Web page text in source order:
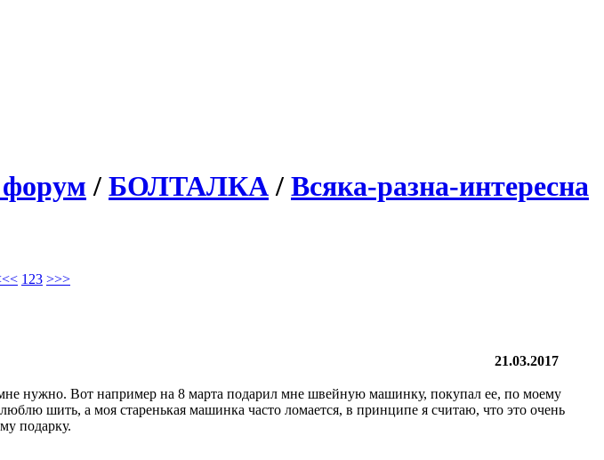
форум / БОЛТАЛКА/ Всяка-разна-интересна
< 1 23 >>>
21.03.2017
нужно. Вот например на 8 марта подарил мне швейную машинку, покупал ее, по моему
шить, а моя старенькая машинка часто ломается, в принципе я считаю, что это очень
подарку.